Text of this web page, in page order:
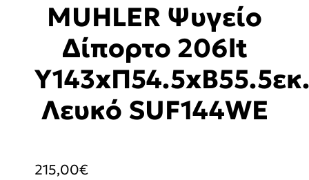
MUHLER Ψυγείο
Δίπορτο 206lt
Υ143xΠ54.5xΒ55.5εκ.
Λευκό SUF144WE
215,00€